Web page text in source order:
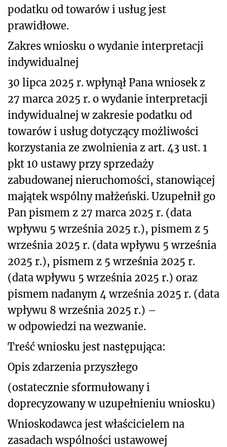
podatku od towarów i usług jest
prawidłowe.
Zakres wniosku o wydanie interpretacji
indywidualnej
30 lipca 2025 r. wpłynął Pana wniosek z
27 marca 2025 r. o wydanie interpretacji
indywidualnej w zakresie podatku od
towarów i usług dotyczący możliwości
korzystania ze zwolnienia z art. 43 ust. 1
pkt 10 ustawy przy sprzedaży
zabudowanej nieruchomości, stanowiącej
majątek wspólny małżeński. Uzupełnił go
Pan pismem z 27 marca 2025 r. (data
wpływu 5 września 2025 r.), pismem z 5
września 2025 r. (data wpływu 5 września
2025 r.), pismem z 5 września 2025 r.
(data wpływu 5 września 2025 r.) oraz
pismem nadanym 4 września 2025 r. (data
wpływu 8 września 2025 r.) –
w odpowiedzi na wezwanie.
Treść wniosku jest następująca:
Opis zdarzenia przyszłego
(ostatecznie sformułowany i
doprecyzowany w uzupełnieniu wniosku)
Wnioskodawca jest właścicielem na
zasadach wspólności ustawowej